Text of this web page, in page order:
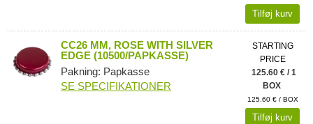
Tilføj kurv
CC26 MM, ROSE WITH SILVER
EDGE (10500/PAPKASSE)
Pakning: Papkasse
SE SPECIFIKATIONER
STARTING
PRICE
125.60 € / 1
BOX
125.60 € / BOX
Tilføj kurv